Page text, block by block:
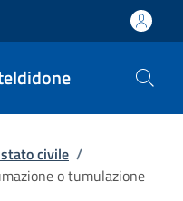
civile /
o tumulazione